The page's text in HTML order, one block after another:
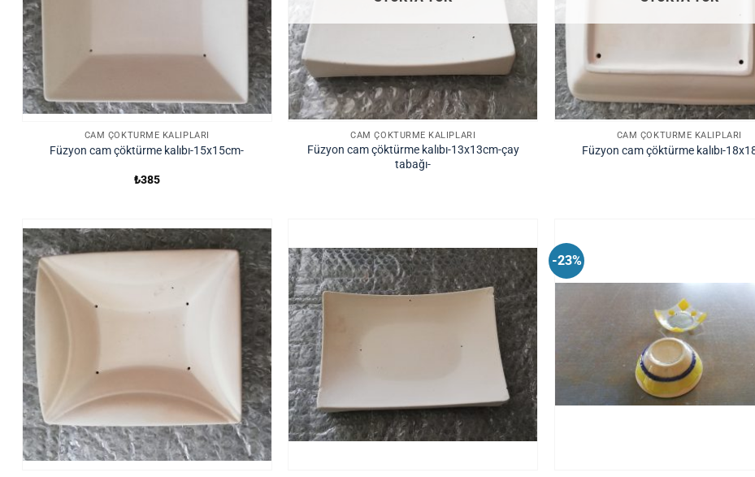
CAM ÇÖKTÜRME KALIPLARI
Füzyon cam çöktürme kalıbı-15x15cm-
₺385
CAM ÇÖKTÜRME KALIPLARI
Füzyon cam çöktürme kalıbı-13x13cm-çay
tabağı-
CAM ÇÖKTÜRME KALIPLARI
Füzyon cam çöktürme kalıbı-
-23%